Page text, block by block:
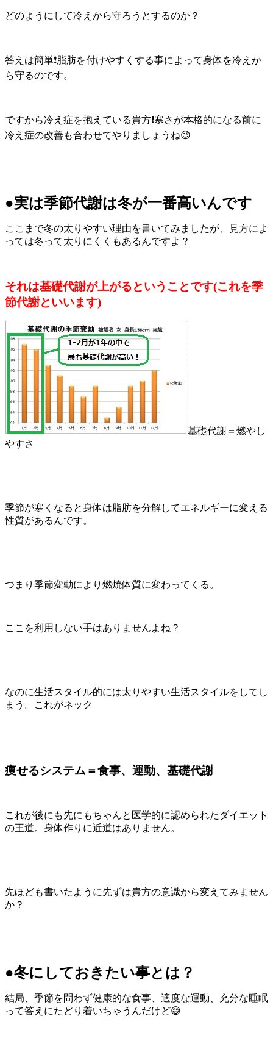
どのようにして冷えから守ろうとするのか？
答えは簡単❗脂肪を付けやすくする事によって身体を冷えか
ら守るのです。
ですから冷え症を抱えている貴方❗寒さが本格的になる前に
冷え症の改善も合わせてやりましょうね😉
●実は季節代謝は冬が一番高いんです
ここまで冬の太りやすい理由を書いてみましたが、見方によ
っては冬って太りにくくもあるんですよ？
それは基礎代謝が上がるということです(これを季
節代謝といいます)
基礎代謝＝燃やし
やすさ
季節が寒くなると身体は脂肪を分解してエネルギーに変える
性質があるんです。
つまり季節変動により燃焼体質に変わってくる。
ここを利用しない手はありませんよね？
なのに生活スタイル的には太りやすい生活スタイルをしてし
まう。これがネック
痩せるシステム＝食事、運動、基礎代謝
これが後にも先にもちゃんと医学的に認められたダイエット
の王道。身体作りに近道はありません。
先ほども書いたように先ずは貴方の意識から変えてみません
か？
●冬にしておきたい事とは？
結局、季節を問わず健康的な食事、適度な運動、充分な睡眠
って答えにたどり着いちゃうんだけど😅